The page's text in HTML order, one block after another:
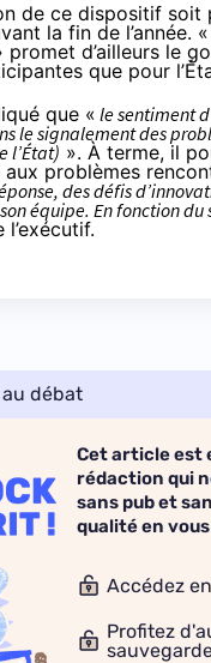
de ce dispositif
la fin de l’année. «
promet d’ailleurs le
que pour
que « le sentiment
le signalement des
l’État) ». À terme, il
problèmes
des défis
équipe. En fonction
l’exécutif.
débat
Cet article est
rédaction qui
sans pub et
qualité en
Accédez
Profitez